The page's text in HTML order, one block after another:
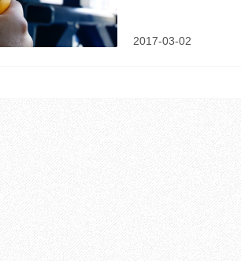
2017-03-02